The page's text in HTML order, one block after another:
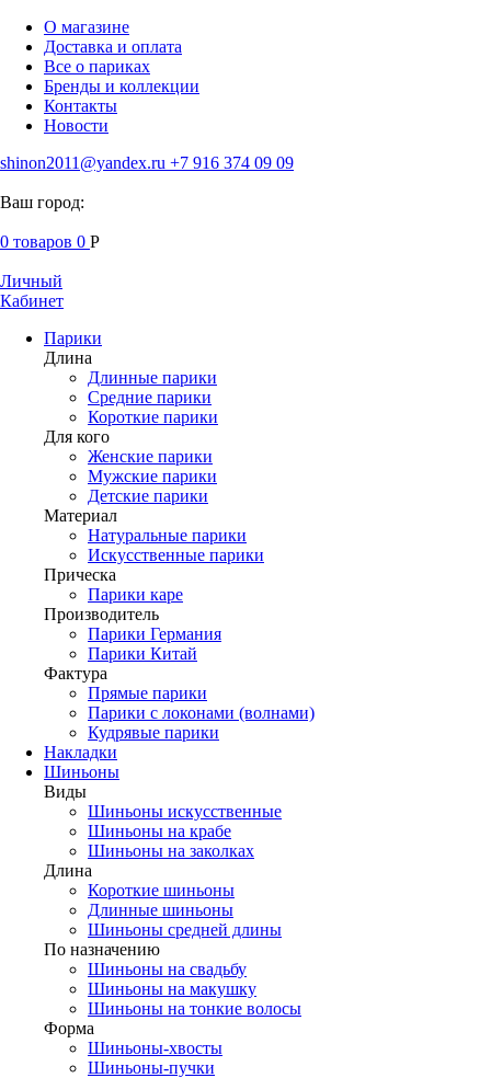
О магазине
Доставка и оплата
Все о париках
Бренды и коллекции
Контакты
Новости
shinon2011@yandex.ru +7 916 374 09 09
Ваш город:
0 товаров 0 Р
Личный
Кабинет
Парики
Длина
Длинные парики
Средние парики
Короткие парики
Для кого
Женские парики
Мужские парики
Детские парики
Материал
Натуральные парики
Искусственные парики
Прическа
Парики каре
Производитель
Парики Германия
Парики Китай
Фактура
Прямые парики
Парики с локонами (волнами)
Кудрявые парики
Накладки
Шиньоны
Виды
Шиньоны искусственные
Шиньоны на крабе
Шиньоны на заколках
Длина
Короткие шиньоны
Длинные шиньоны
Шиньоны средней длины
По назначению
Шиньоны на свадьбу
Шиньоны на макушку
Шиньоны на тонкие волосы
Форма
Шиньоны-хвосты
Шиньоны-пучки